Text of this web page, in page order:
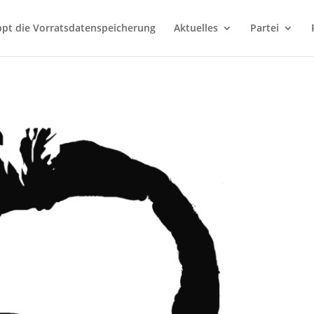
die Vorratsdatenspeicherung Aktuelles Partei